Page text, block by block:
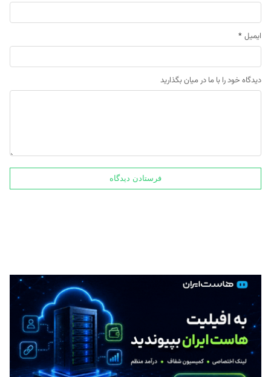
ایمیل *
دیدگاه خود را با ما در میان بگذارید